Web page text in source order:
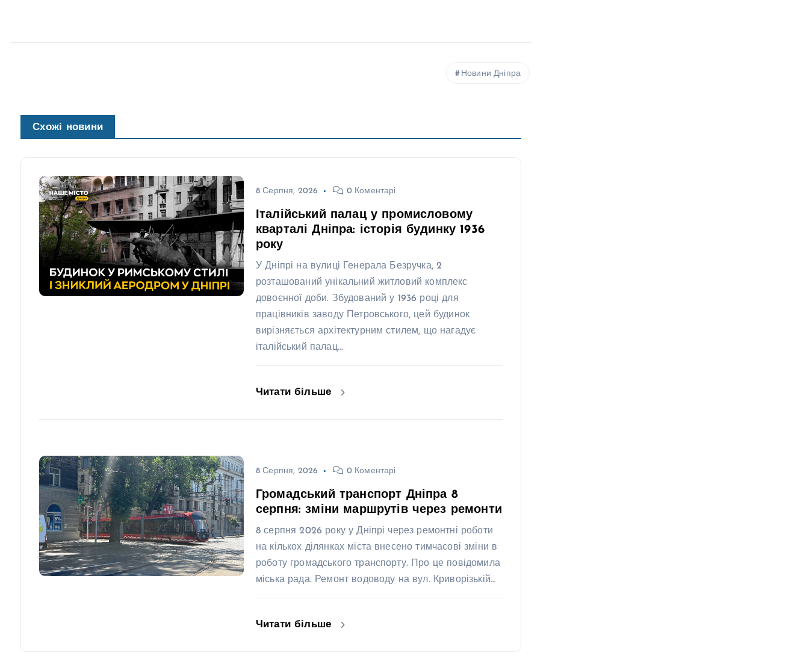
Новини Дніпра
Схожі новини
8 Серпня, 2026 0 Коментарі
Італійський палац у промисловому
кварталі Дніпра: історія будинку 1936
року
У Дніпрі на вулиці Генерала Безручка, 2
розташований унікальний житловий комплекс
довоєнної доби. Збудований у 1936 році для
працівників заводу Петровського, цей будинок
вирізняється архітектурним стилем, що нагадує
італійський палац…
Читати більше
8 Серпня, 2026 0 Коментарі
Громадський транспорт Дніпра 8
серпня: зміни маршрутів через ремонти
8 серпня 2026 року у Дніпрі через ремонтні роботи
на кількох ділянках міста внесено тимчасові зміни в
роботу громадського транспорту. Про це повідомила
міська рада. Ремонт водоводу на вул. Криворізькій…
Читати більше